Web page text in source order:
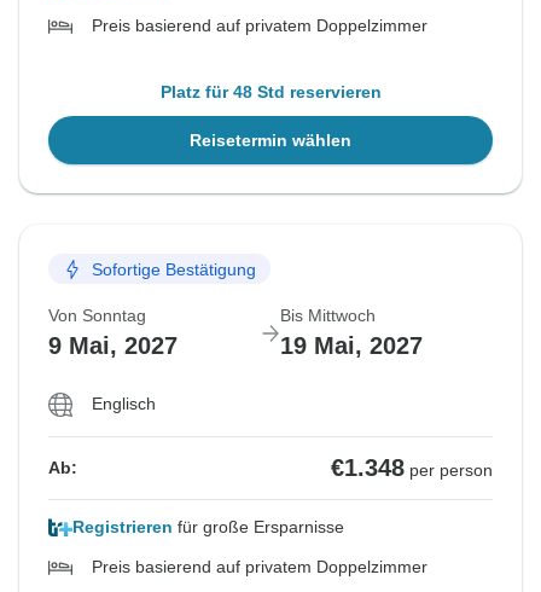
Preis basierend auf privatem Doppelzimmer
Platz für 48 Std reservieren
Reisetermin wählen
Sofortige Bestätigung
Von Sonntag
9 Mai, 2027
Bis Mittwoch
19 Mai, 2027
Englisch
Ab: €1.348 per person
Registrieren für große Ersparnisse
Preis basierend auf privatem Doppelzimmer